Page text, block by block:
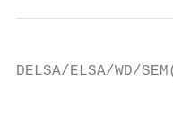
DELSA/ELSA/WD/